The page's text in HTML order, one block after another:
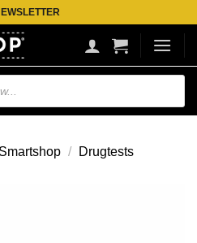
Smartshop / Drugtests